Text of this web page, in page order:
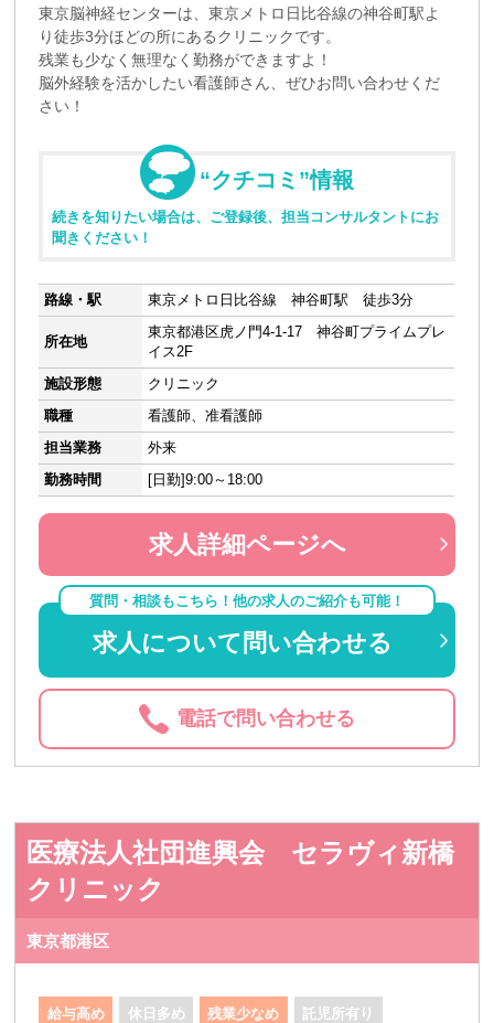
東京脳神経センターは、東京メトロ日比谷線の神谷町駅よ
り徒歩3分ほどの所にあるクリニックです。
残業も少なく無理なく勤務ができますよ！
脳外経験を活かしたい看護師さん、ぜひお問い合わせくだ
さい！
“クチコミ”情報
続きを知りたい場合は、ご登録後、担当コンサルタントにお
聞きください！
路線・駅 東京メトロ日比谷線 神谷町駅 徒歩3分
所在地
東京都港区虎ノ門4-1-17 神谷町プライムプレ
イス2F
施設形態
クリニック
職種
看護師、准看護師
担当業務
外来
勤務時間
[日勤]9:00～18:00
求人詳細ページへ
質問・相談もこちら！他の求人のご紹介も可能！
求人について問い合わせる
電話で問い合わせる
医療法人社団進興会 セラヴィ新橋
クリニック
東京都港区
給与高め 休日多め 残業少なめ 託児所有り